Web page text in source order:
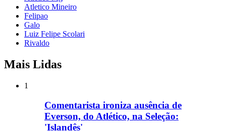
Atletico Mineiro
Felipao
Galo
Luiz Felipe Scolari
Rivaldo
Mais Lidas
1
Comentarista ironiza ausência de
Everson, do Atlético, na Seleção:
'Islandês'